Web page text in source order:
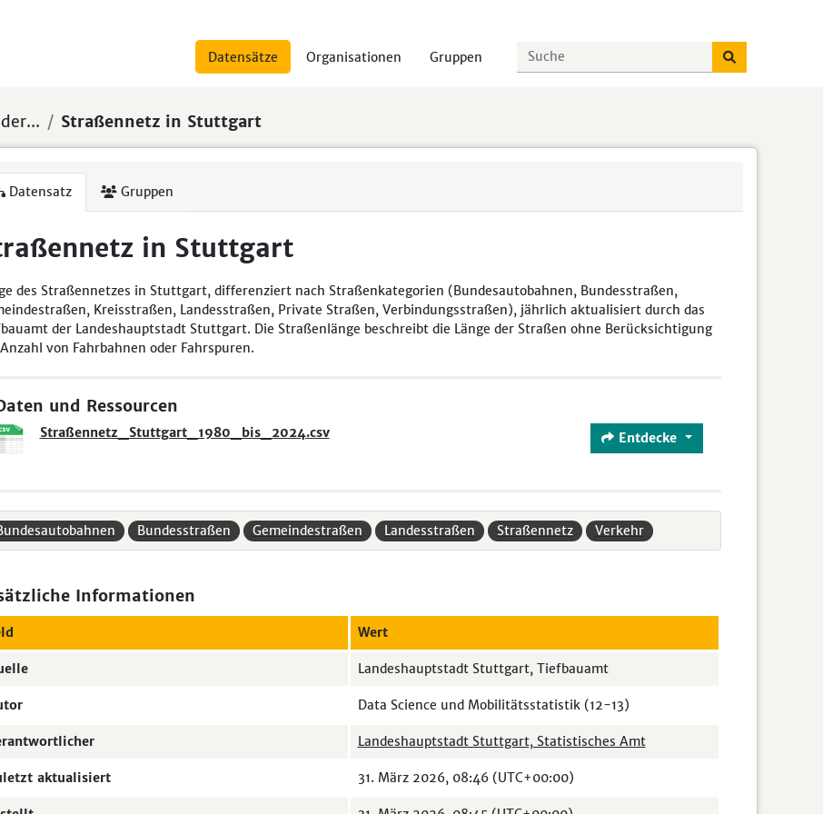
Datensätze Organisationen Gruppen
Straßennetz in Stuttgart
Datensatz Gruppen
in Stuttgart
des Straßennetzes in Stuttgart, differenziert nach Straßenkategorien (Bundesautobahnen, Bundesstraßen,
Kreisstraßen, Landesstraßen, Private Straßen, Verbindungsstraßen), jährlich aktualisiert durch das
der Landeshauptstadt Stuttgart. Die Straßenlänge beschreibt die Länge der Straßen ohne Berücksichtigung
von Fahrbahnen oder Fahrspuren.
und Ressourcen
Straßennetz_Stuttgart_1980_bis_2024.csv Entdecke
Bundesstraßen Gemeindestraßen Landesstraßen Straßennetz Verkehr
Informationen
Wert
Landeshauptstadt Stuttgart, Tiefbauamt
Data Science und Mobilitätsstatistik (12-13)
Landeshauptstadt Stuttgart, Statistisches Amt
aktualisiert 31. März 2026, 08:46 (UTC+00:00)